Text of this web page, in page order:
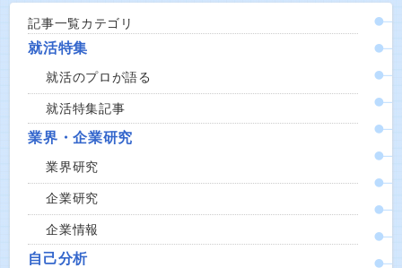
記事一覧カテゴリ
就活特集
就活のプロが語る
就活特集記事
業界・企業研究
業界研究
企業研究
企業情報
自己分析